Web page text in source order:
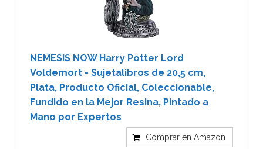
NEMESIS NOW Harry Potter Lord
Voldemort - Sujetalibros de 20,5 cm,
Plata, Producto Oficial, Coleccionable,
Fundido en la Mejor Resina, Pintado a
Mano por Expertos
Comprar en Amazon